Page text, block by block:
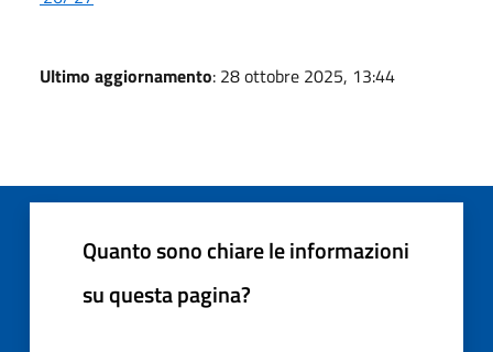
Ultimo aggiornamento: 28 ottobre 2025, 13:44
Quanto sono chiare le informazioni
su questa pagina?